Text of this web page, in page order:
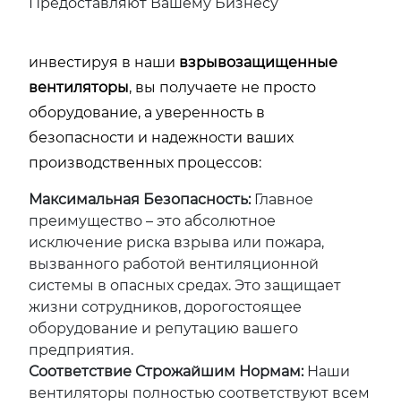
инвестируя в наши взрывозащищенные
вентиляторы, вы получаете не просто
оборудование, а уверенность в
безопасности и надежности ваших
производственных процессов:
Максимальная Безопасность:Главное
преимущество – это абсолютное
исключение риска взрыва или пожара,
вызванного работой вентиляционной
системы в опасных средах. Это защищает
жизни сотрудников, дорогостоящее
оборудование и репутацию вашего
предприятия.
Соответствие Строжайшим Нормам:Наши
вентиляторы полностью соответствуют всем